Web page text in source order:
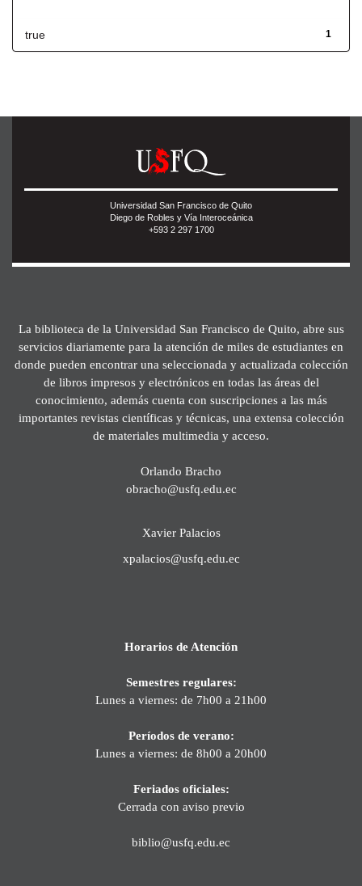
1
true
Universidad San Francisco de Quito
Diego de Robles y Vía Interoceánica
+593 2 297 1700
La biblioteca de la Universidad San Francisco de Quito, abre sus
servicios diariamente para la atención de miles de estudiantes en
donde pueden encontrar una seleccionada y actualizada colección
de libros impresos y electrónicos en todas las áreas del
conocimiento, además cuenta con suscripciones a las más
importantes revistas científicas y técnicas, una extensa colección
de materiales multimedia y acceso.
Orlando Bracho
obracho@usfq.edu.ec
Xavier Palacios
xpalacios@usfq.edu.ec
Horarios de Atención
Semestres regulares:
Lunes a viernes: de 7h00 a 21h00
Períodos de verano:
Lunes a viernes: de 8h00 a 20h00
Feriados oficiales:
Cerrada con aviso previo
biblio@usfq.edu.ec